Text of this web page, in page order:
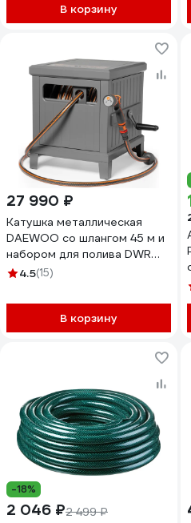
В корзину
27 990 ₽
Катушка металлическая
DAEWOO со шлангом 45 м и
набором для полива DWR
6145
4.5(15)
В корзину
-18%
2 046 ₽2 499 ₽